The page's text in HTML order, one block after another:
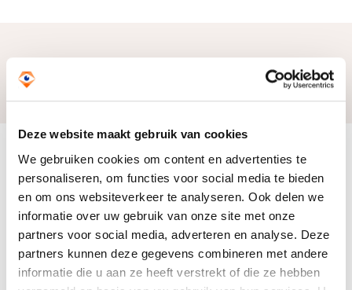
Deze website maakt gebruik van cookies
We gebruiken cookies om content en advertenties te
personaliseren, om functies voor social media te bieden
en om ons websiteverkeer te analyseren. Ook delen we
informatie over uw gebruik van onze site met onze
partners voor social media, adverteren en analyse. Deze
partners kunnen deze gegevens combineren met andere
informatie die u aan ze heeft verstrekt of die ze hebben
Zo bereiken we ons doel
Doelbesteding (2025)
€ 559.902